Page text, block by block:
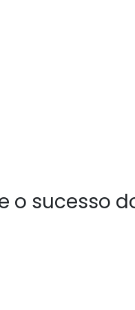
o sucesso